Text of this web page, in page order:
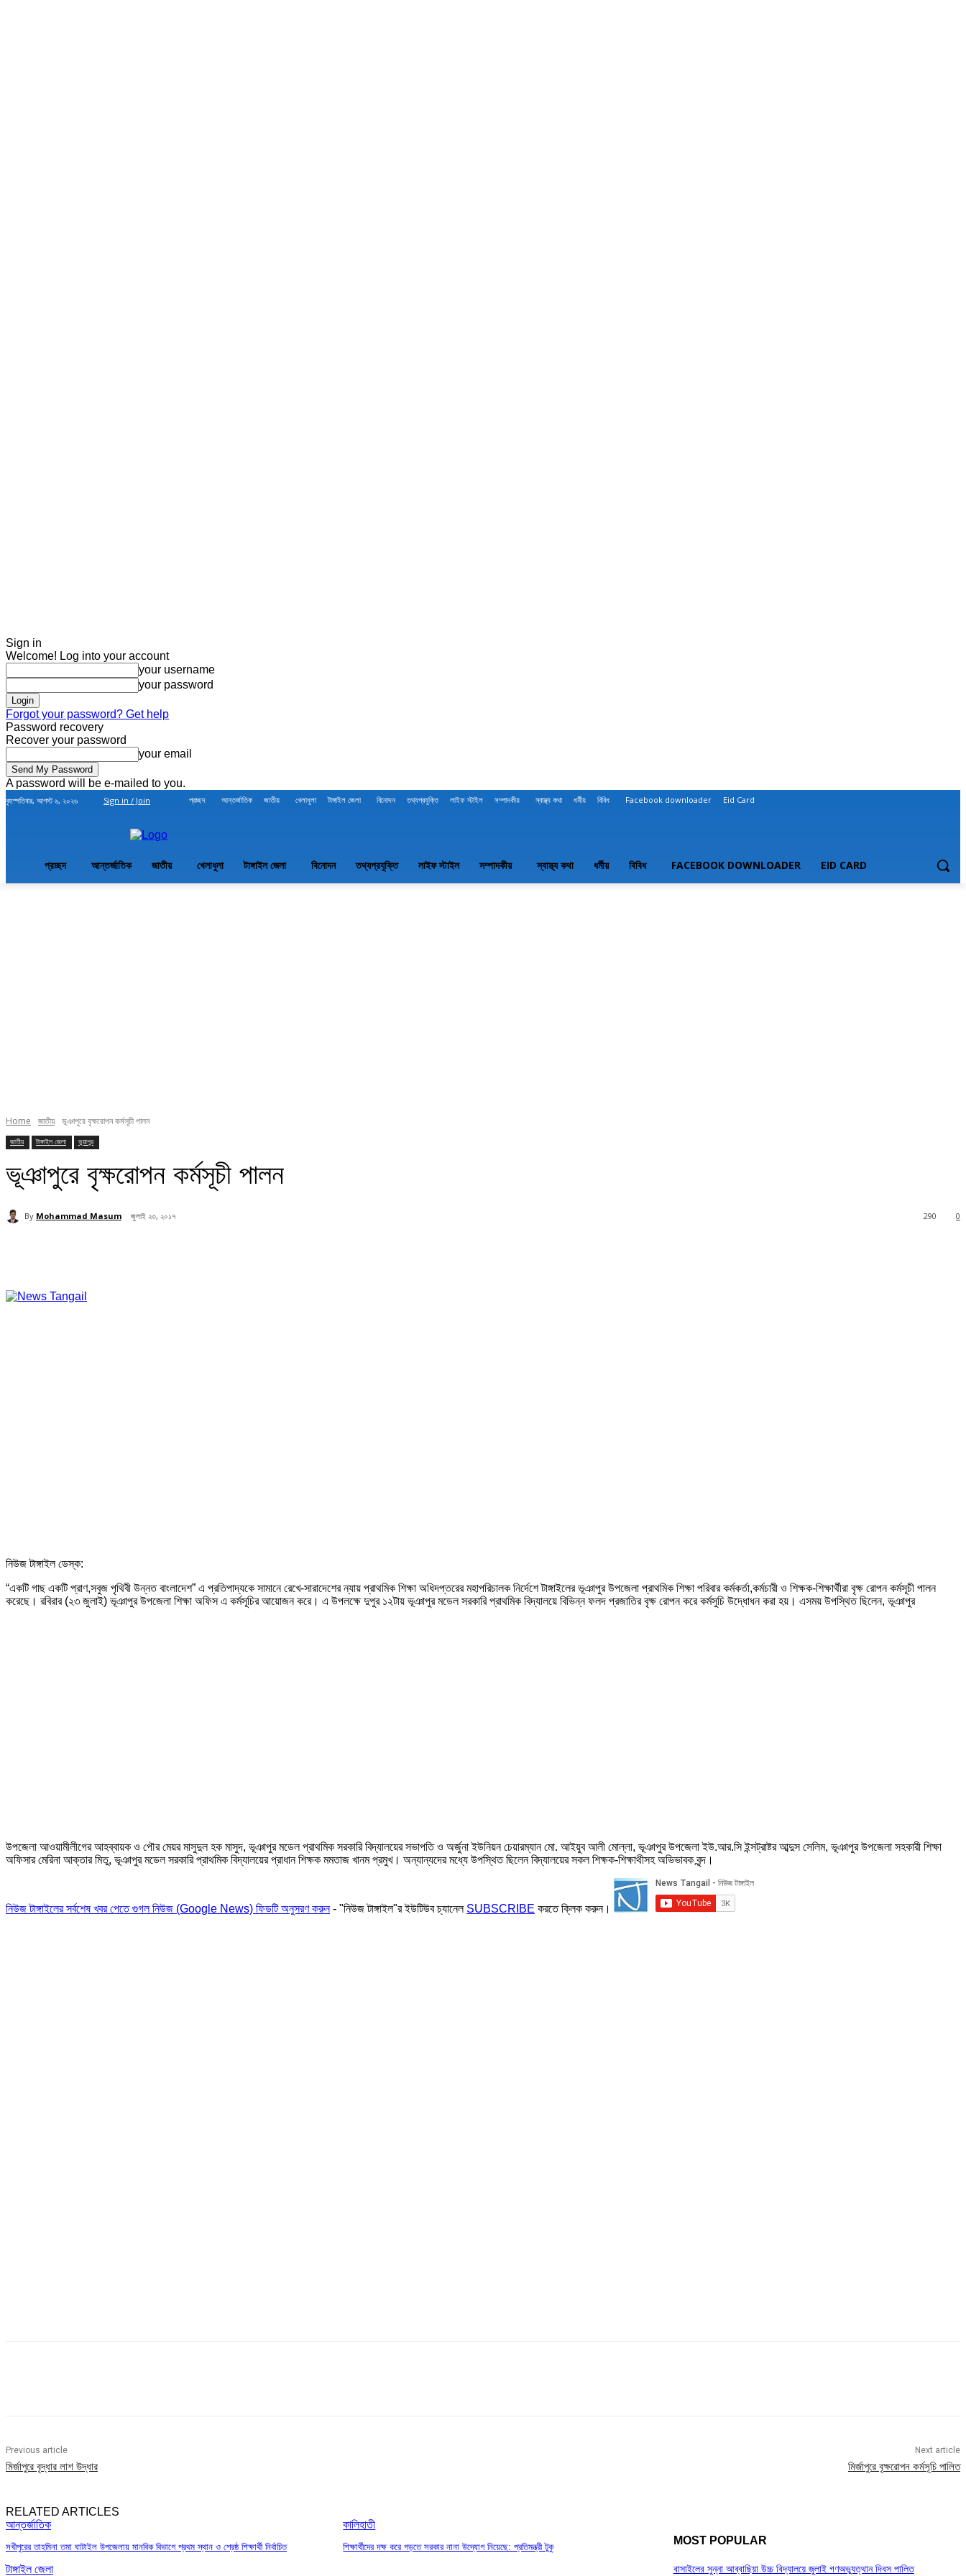
Sign in
Welcome! Log into your account
your username
your password
Forgot your password? Get help
Password recovery
Recover your password
your email
A password will be e-mailed to you.
বৃহস্পতিবার, আগস্ট ৬, ২০২৬ Sign in / Join প্রচ্ছদ আন্তর্জাতিক জাতীয় খেলাধুলা টাঙ্গাইল জেলা বিনোদন তথ্যপ্রযুক্তি লাইফ স্টাইল সম্পাদকীয় স্বাস্থ্য কথা ধর্মীয় বিবিধ Facebook downloader Eid Card
প্রচ্ছদ আন্তর্জাতিক জাতীয় খেলাধুলা টাঙ্গাইল জেলা বিনোদন তথ্যপ্রযুক্তি লাইফ স্টাইল সম্পাদকীয় স্বাস্থ্য কথা ধর্মীয় বিবিধ FACEBOOK DOWNLOADER EID CARD
Home জাতীয় ভূঞাপুরে বৃক্ষরোপন কর্মসূচী পালন
জাতীয় টাঙ্গাইল জেলা ভুয়াপুর
ভূঞাপুরে বৃক্ষরোপন কর্মসূচী পালন
By Mohammad Masum জুলাই ২৩, ২০১৭ 0
290
নিউজ টাঙ্গাইল ডেস্ক:
“একটি গাছ একটি প্রাণ,সবুজ পৃথিবী উন্নত বাংলাদেশ” এ প্রতিপাদ্যকে সামানে রেখে-সারাদেশের ন্যায় প্রাথমিক শিক্ষা অধিদপ্তরের মহাপরিচালক নির্দেশে টাঙ্গাইলের ভূঞাপুর উপজেলা প্রাথমিক শিক্ষা পরিবার কর্মকর্তা,কর্মচারী ও শিক্ষক-শিক্ষার্থীরা বৃক্ষ রোপন কর্মসূচী পালন
করেছে। রবিরার (২৩ জুলাই) ভূঞাপুর উপজেলা শিক্ষা অফিস এ কর্মসূচির আয়োজন করে। এ উপলক্ষে দুপুর ১২টায় ভূঞাপুর মডেল সরকারি প্রাথমিক বিদ্যালয়ে বিভিন্ন ফলদ প্রজাতির বৃক্ষ রোপন করে কর্মসুচি উদ্ধোধন করা হয়। এসময় উপস্থিত ছিলেন, ভূঞাপুর
উপজেলা আওয়ামীলীগের আহব্বায়ক ও পৌর মেয়র মাসুদুল হক মাসুদ, ভূঞাপুর মডেল প্রাথমিক সরকারি বিদ্যালয়ের সভাপতি ও অর্জুনা ইউনিয়ন চেয়ারম্যান মো. আইয়ুব আলী মোল্লা, ভূঞাপুর উপজেলা ইউ.আর.সি ইন্সট্রাষ্টর আব্দুস সেলিম, ভূঞাপুর উপজেলা সহকারী শিক্ষা
অফিসার মেরিনা আক্তার মিতু, ভূঞাপুর মডেল সরকারি প্রাথমিক বিদ্যালয়ের প্রাধান শিক্ষক মমতাজ খানম প্রমুখ। অন্যান্যদের মধ্যে উপস্থিত ছিলেন বিদ্যালয়ের সকল শিক্ষক-শিক্ষাথীসহ অভিভাবক বৃন্দ।
নিউজ টাঙ্গাইলের সর্বশেষ খবর পেতে গুগল নিউজ (Google News) ফিডটি অনুসরণ করুন- "নিউজ টাঙ্গাইল"র ইউটিউব চ্যানেল SUBSCRIBE করতে ক্লিক করুন।
Previous article
মির্জাপুরে বৃদ্ধার লাশ উদ্ধার
Next article
মির্জাপুরে বৃক্ষরোপন কর্মসূচি পালিত
RELATED ARTICLES
আন্তর্জাতিক
সখীপুরের তাহমিনা তমা ঘাটাইল উপজেলায় মানবিক বিভাগে প্রথম স্থান ও শ্রেষ্ঠ শিক্ষার্থী নির্বাচিত
কালিহাতী
শিক্ষার্থীদের দক্ষ করে গড়তে সরকার নানা উদ্যোগ নিয়েছে: প্রতিমন্ত্রী টুকু
টাঙ্গাইল জেলা
MOST POPULAR
বাসাইলের সুন্না আব্বাছিয়া উচ্চ বিদ্যালয়ে জুলাই গণঅভ্যুত্থান দিবস পালিত